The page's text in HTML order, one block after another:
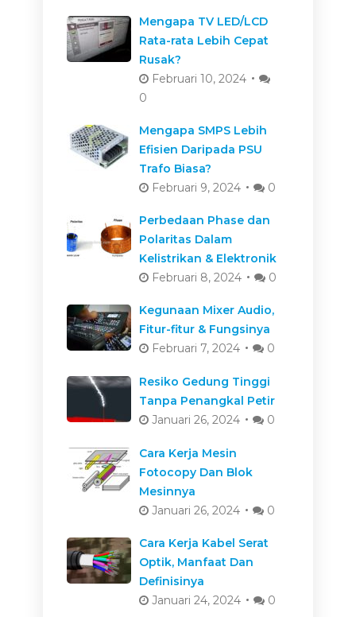
Mengapa TV LED/LCD
Rata-rata Lebih Cepat
Rusak?
Februari 10, 2024
0
Mengapa SMPS Lebih
Efisien Daripada PSU
Trafo Biasa?
Februari 9, 2024
0
Perbedaan Phase dan
Polaritas Dalam
Kelistrikan & Elektronik
Februari 8, 2024
0
Kegunaan Mixer Audio,
Fitur-fitur & Fungsinya
Februari 7, 2024
0
Resiko Gedung Tinggi
Tanpa Penangkal Petir
Januari 26, 2024
0
Cara Kerja Mesin
Fotocopy Dan Blok
Mesinnya
Januari 26, 2024
0
Cara Kerja Kabel Serat
Optik, Manfaat Dan
Definisinya
Januari 24, 2024
0